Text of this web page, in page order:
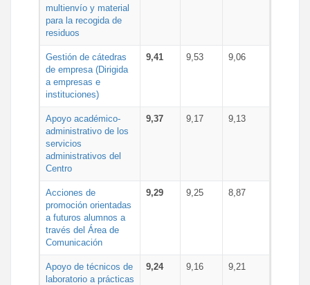
multienvío y material
para la recogida de
residuos
Gestión de cátedras
de empresa (Dirigida
a empresas e
instituciones)
9,41 9,53 9,06
Apoyo académico-
administrativo de los
servicios
administrativos del
Centro
9,37 9,17 9,13
Acciones de
promoción orientadas
a futuros alumnos a
través del Área de
Comunicación
9,29 9,25 8,87
Apoyo de técnicos de
laboratorio a prácticas
9,24 9,16 9,21